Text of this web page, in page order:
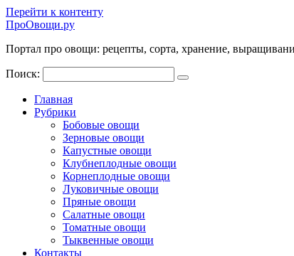
Перейти к контенту
ПроОвощи.ру
Портал про овощи: рецепты, сорта, хранение,
Поиск:
Главная
Рубрики
Бобовые овощи
Зерновые овощи
Капустные овощи
Клубнеплодные овощи
Корнеплодные овощи
Луковичные овощи
Пряные овощи
Салатные овощи
Томатные овощи
Тыквенные овощи
Контакты